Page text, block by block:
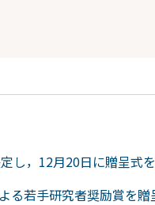
，12月20日に贈呈式を
る若手研究者奨励賞を贈